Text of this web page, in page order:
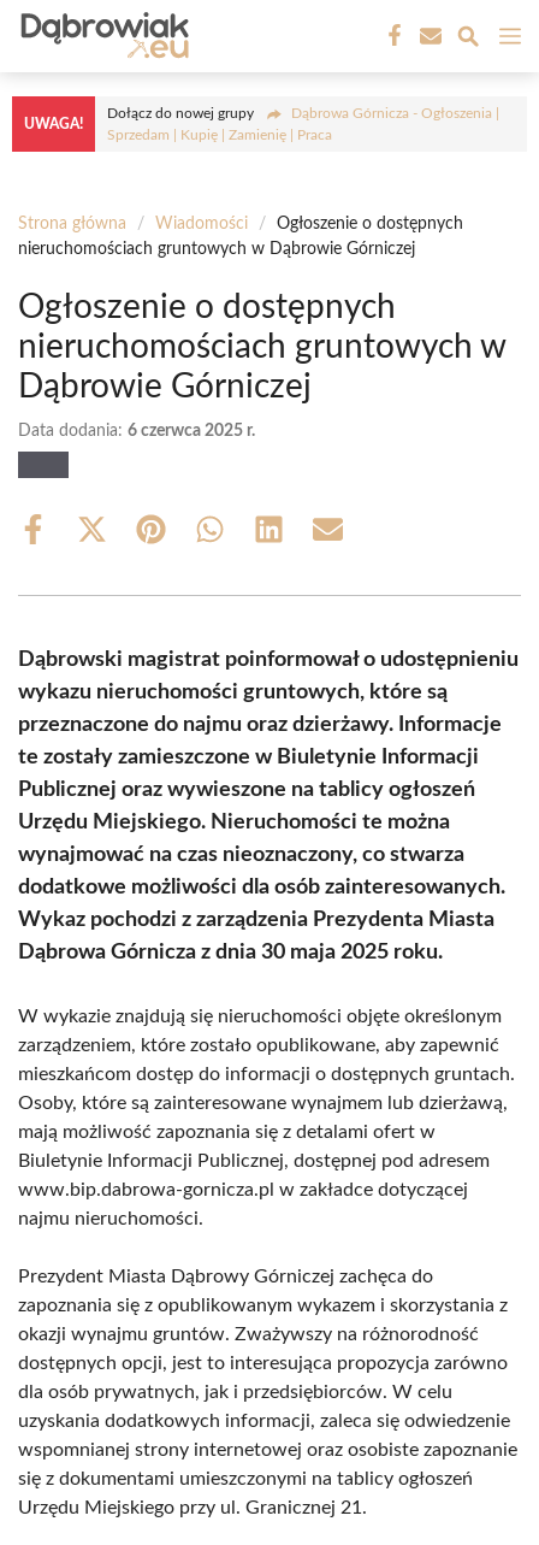
Przejdź
treści
UWAGA!
Dołącz do nowej grupy
Dąbrowa Górnicza - Ogłoszenia |
Sprzedam | Kupię | Zamienię | Praca
Strona główna / Wiadomości /
Ogłoszenie o dostępnych
nieruchomościach gruntowych w Dąbrowie Górniczej
Ogłoszenie o dostępnych
nieruchomościach gruntowych w
Dąbrowie Górniczej
Data dodania: 6 czerwca 2025 r.
Share
Share
(Twitter)
Share Share Share Share
Dąbrowski magistrat poinformował o udostępnieniu
wykazu nieruchomości gruntowych, które są
przeznaczone do najmu oraz dzierżawy. Informacje
te zostały zamieszczone w Biuletynie Informacji
Publicznej oraz wywieszone na tablicy ogłoszeń
Urzędu Miejskiego. Nieruchomości te można
wynajmować na czas nieoznaczony, co stwarza
dodatkowe możliwości dla osób zainteresowanych.
Wykaz pochodzi z zarządzenia Prezydenta Miasta
Dąbrowa Górnicza z dnia 30 maja 2025 roku.
W wykazie znajdują się nieruchomości objęte określonym
zarządzeniem, które zostało opublikowane, aby zapewnić
mieszkańcom dostęp do informacji o dostępnych gruntach.
Osoby, które są zainteresowane wynajmem lub dzierżawą,
mają możliwość zapoznania się z detalami ofert w
Biuletynie Informacji Publicznej, dostępnej pod adresem
www.bip.dabrowa-gornicza.pl w zakładce dotyczącej
najmu nieruchomości.
Prezydent Miasta Dąbrowy Górniczej zachęca do
zapoznania się z opublikowanym wykazem i skorzystania z
okazji wynajmu gruntów. Zważywszy na różnorodność
dostępnych opcji, jest to interesująca propozycja zarówno
dla osób prywatnych, jak i przedsiębiorców. W celu
uzyskania dodatkowych informacji, zaleca się odwiedzenie
wspomnianej strony internetowej oraz osobiste zapoznanie
się z dokumentami umieszczonymi na tablicy ogłoszeń
Urzędu Miejskiego przy ul. Granicznej 21.